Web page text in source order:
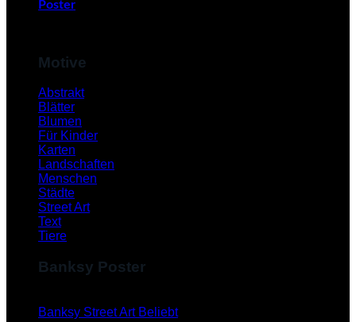
Poster
Motive
Abstrakt
Blätter
Blumen
Für Kinder
Karten
Landschaften
Menschen
Städte
Street Art
Text
Tiere
Banksy Poster
Banksy Street Art